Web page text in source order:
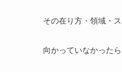
その在り方・領域・
向かっていなかった